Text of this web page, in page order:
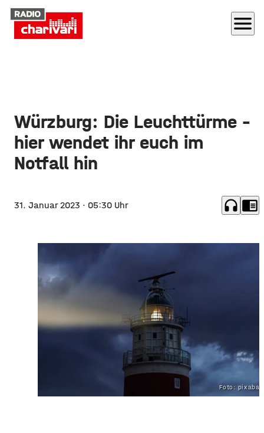
menu
Würzburg: Die Leuchttürme –
hier wendet ihr euch im
Notfall hin
31. Januar 2023 · 05:30 Uhr headphones chrome_reader_mode
Foto: